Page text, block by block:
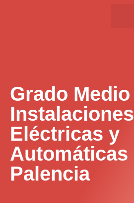
Grado Medio
Instalaciones
Eléctricas y
Automáticas
Palencia